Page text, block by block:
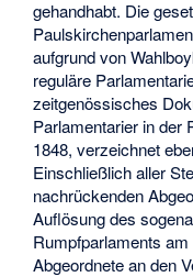
gehandhabt. Die
aufgrund von
reguläre
zeitgenössisches
Parlamentarier in der
1848, verzeichnet
Einschließlich aller
nachrückenden
Auflösung des
Rumpfparlaments
Abgeordnete an den